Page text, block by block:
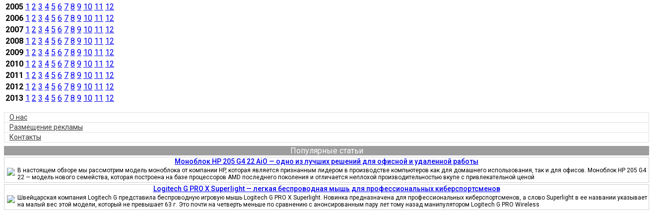
2005 1 2 3 4 5 6 7 8 9 10 11 12
2006 1 2 3 4 5 6 7 8 9 10 11 12
2007 1 2 3 4 5 6 7 8 9 10 11 12
2008 1 2 3 4 5 6 7 8 9 10 11 12
2009 1 2 3 4 5 6 7 8 9 10 11 12
2010 1 2 3 4 5 6 7 8 9 10 11 12
2011 1 2 3 4 5 6 7 8 9 10 11 12
2012 1 2 3 4 5 6 7 8 9 10 11 12
2013 1 2 3 4 5 6 7 8 9 10 11 12
О нас
Размещение рекламы
Контакты
Популярные статьи
Моноблок HP 205 G4 22 AiO — одно из лучших решений для офисной и удаленной работы
В настоящем обзоре мы рассмотрим модель моноблока от компании HP, которая является признанным лидером в производстве компьютеров как для домашнего использования, так и для офисов. Моноблок HP 205 G4
22 — модель нового семейства, которая построена на базе процессоров AMD последнего поколения и отличается неплохой производительностью вкупе с привлекательной ценой
Logitech G PRO X Superlight — легкая беспроводная мышь для профессиональных киберспортсменов
Швейцарская компания Logitech G представила беспроводную игровую мышь Logitech G PRO X Superlight. Новинка предназначена для профессиональных киберспортсменов, а слово Superlight в ее названии указывает
на малый вес этой модели, который не превышает 63 г. Это почти на четверть меньше по сравнению с анонсированным пару лет тому назад манипулятором Logitech G PRO Wireless